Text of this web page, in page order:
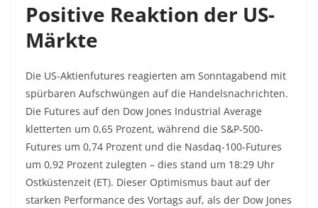
Positive Reaktion der US-
Märkte
Die US-Aktienfutures reagierten am Sonntagabend mit
spürbaren Aufschwüngen auf die Handelsnachrichten.
Die Futures auf den Dow Jones Industrial Average
kletterten um 0,65 Prozent, während die S&P-500-
Futures um 0,74 Prozent und die Nasdaq-100-Futures
um 0,92 Prozent zulegten – dies stand um 18:29 Uhr
Ostküstenzeit (ET). Dieser Optimismus baut auf der
starken Performance des Vortags auf, als der Dow Jones